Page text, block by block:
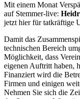
Mit einem Monat
auf Stemmer-live:
jetzt hier für tatkräftige
Damit das
technischen Bereich
Möglichkeit, dass
eigenen Auftritt haben,
Finanziert wird die
Firmen und einigen
Nehmen Sie sich die